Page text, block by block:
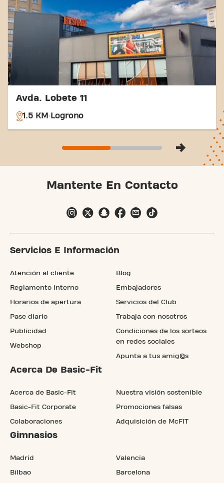
Avda. Lobete 11
1.5 KM Logrono
Mantente En Contacto
Servicios E Información
Atención al cliente
Reglamento interno
Horarios de apertura
Pase diario
Publicidad
Webshop
Blog
Embajadores
Servicios del Club
Trabaja con nosotros
Condiciones de los sorteos
en redes sociales
Apunta a tus amig@s
Acerca De Basic-Fit
Acerca de Basic-Fit
Basic-Fit Corporate
Colaboraciones
Nuestra visión sostenible
Promociones falsas
Adquisición de McFIT
Gimnasios
Madrid
Bilbao
Valencia
Barcelona